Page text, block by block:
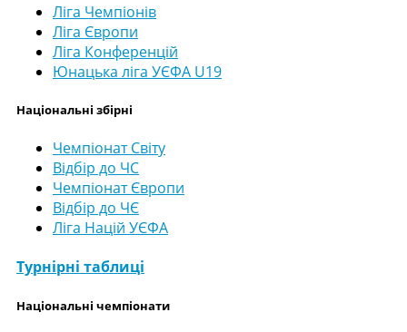
Ліга Чемпіонів
Ліга Європи
Ліга Конференцій
Юнацька ліга УЄФА U19
Національні збірні
Чемпіонат Світу
Відбір до ЧС
Чемпіонат Європи
Відбір до ЧЄ
Ліга Націй УЄФА
Турнірні таблиці
Національні чемпіонати